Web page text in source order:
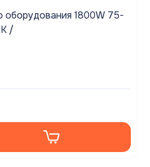
оборудования 1800W 75-
/